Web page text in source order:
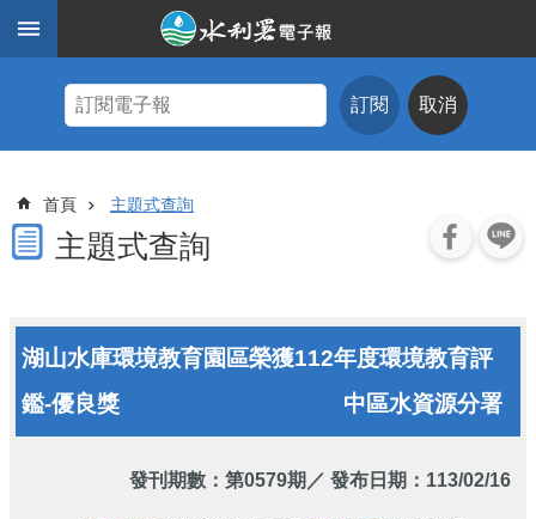
跳到主要內容區塊
題
式
查
期
子
報
訂閱 取消
首頁 主題式查詢
主題式查詢
湖山水庫環境教育園區榮獲112年度環境教育評
鑑-優良獎
中區水資源分署
發刊期數： 第0579期 ／ 發布日期：113/02/16